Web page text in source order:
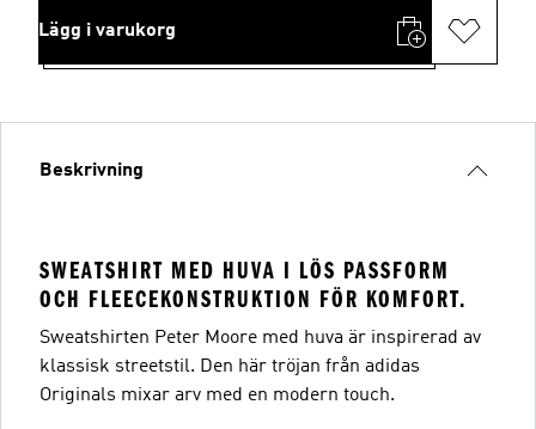
Lägg i varukorg
Beskrivning
SWEATSHIRT MED HUVA I LÖS PASSFORM
OCH FLEECEKONSTRUKTION FÖR KOMFORT.
Sweatshirten Peter Moore med huva är inspirerad av
klassisk streetstil. Den här tröjan från adidas
Originals mixar arv med en modern touch.